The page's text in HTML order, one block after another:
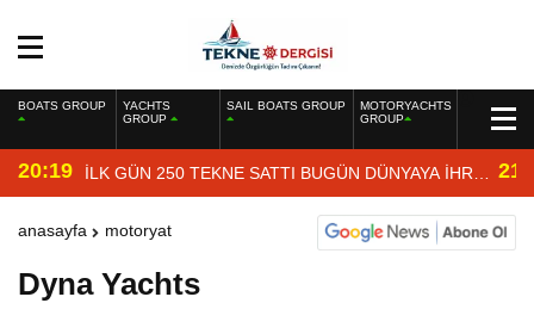
BOATS GROUP
YACHTS
GROUP
SAIL BOATS GROUP
MOTORYACHTS
GROUP
20:19 İLK GÜN 250 TEKNE SATTI BUGÜN DÜNYAYA İHRAÇ
anasayfa motoryat
Dyna Yachts